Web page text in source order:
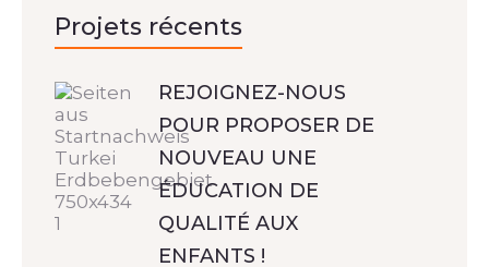
Projets récents
REJOIGNEZ-NOUS
POUR PROPOSER DE
NOUVEAU UNE
ÉDUCATION DE
QUALITÉ AUX
ENFANTS !